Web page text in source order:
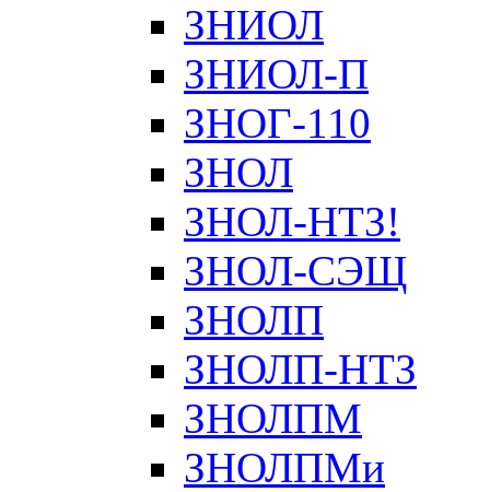
ЗНИОЛ
ЗНИОЛ-П
ЗНОГ-110
ЗНОЛ
ЗНОЛ-НТЗ!
ЗНОЛ-СЭЩ
ЗНОЛП
ЗНОЛП-НТЗ
ЗНОЛПМ
ЗНОЛПМи